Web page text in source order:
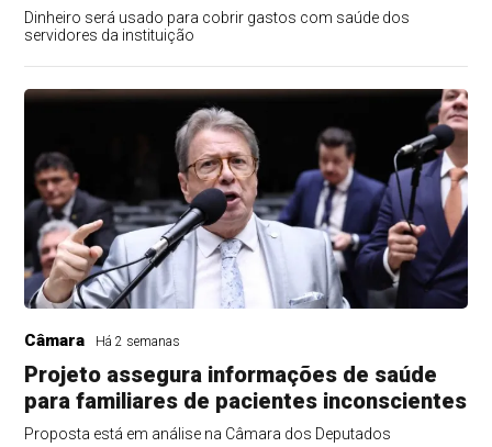
Dinheiro será usado para cobrir gastos com saúde dos
servidores da instituição
Câmara Há 2 semanas
Projeto assegura informações de saúde
para familiares de pacientes inconscientes
Proposta está em análise na Câmara dos Deputados